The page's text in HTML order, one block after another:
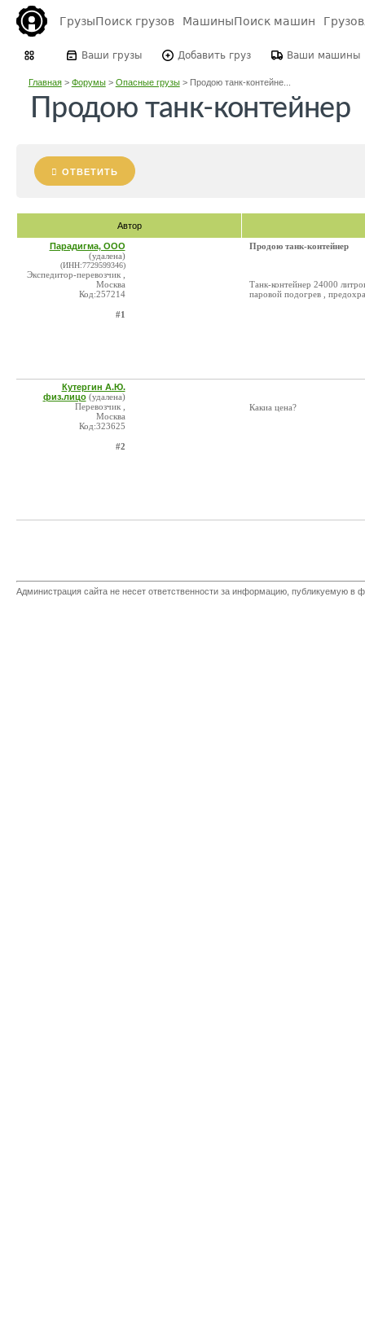
ГрузыПоиск грузов МашиныПоиск машин
Ваши грузы Добавить груз Ваши машины
Главная> Форумы> Опасные грузы> Продою танк-контейне...
Продою танк-контейнер
ОТВЕТИТЬ
Автор
Парадигма, ООО
(удалена)
(ИНН:7729599346)
Экспедитор-перевозчик ,
Москва
Код:257214
#1
Продою танк-контейнер
Танк-контейнер 24000
паровой подогрев ,
Кутергин А.Ю.
физ.лицо (удалена)
Перевозчик ,
Москва
Код:323625
#2
Какиа цена?
Администрация сайта не несет ответственности за информацию, публикуемую